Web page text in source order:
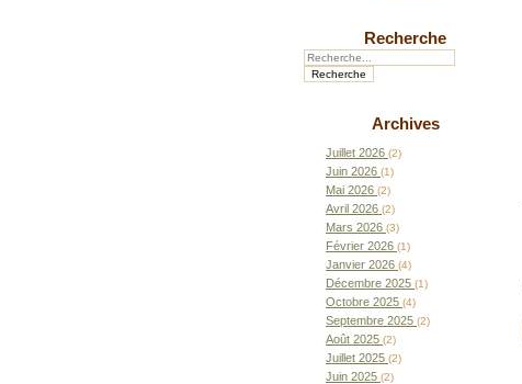
Recherche
Archives
Juillet 2026 (2)
Juin 2026 (1)
Mai 2026 (2)
Avril 2026 (2)
Mars 2026 (3)
Février 2026 (1)
Janvier 2026 (4)
Décembre 2025 (1)
Octobre 2025 (4)
Septembre 2025 (2)
Août 2025 (2)
Juillet 2025 (2)
Juin 2025 (2)